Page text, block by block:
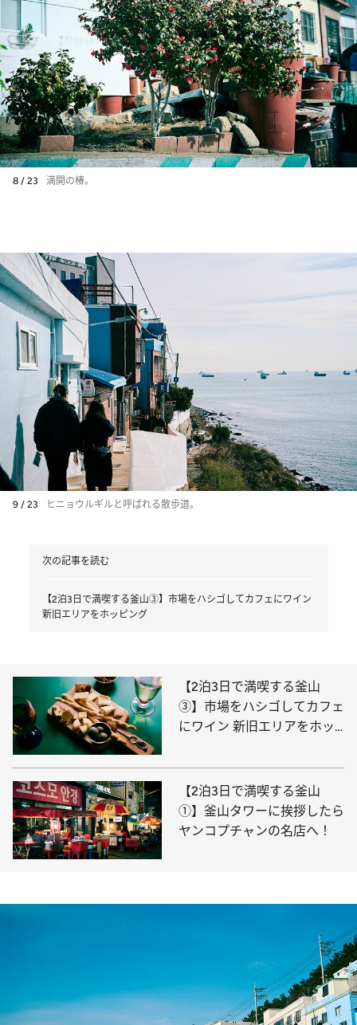
8 / 23 満開の椿。
9 / 23 ヒニョウルギルと呼ばれる散歩道。
次の記事を読む
【2泊3日で満喫する釜山③】市場をハシゴしてカフェにワイン
新旧エリアをホッピング
【2泊3日で満喫する釜山
③】市場をハシゴしてカフェ
にワイン 新旧エリアをホッ
【2泊3日で満喫する釜山
①】釜山タワーに挨拶したら
ヤンコプチャンの名店へ！